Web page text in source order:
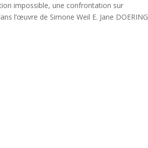
impossible, une confrontation sur
l’œuvre de Simone Weil E. Jane DOERING